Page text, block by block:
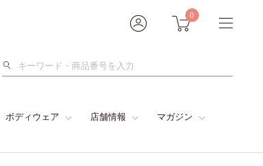
0
検
ボディウェア 店舗情報 マガジン